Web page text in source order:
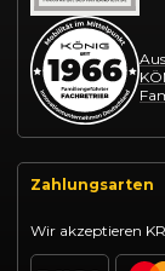
Zahlungsarten
Wir akzeptieren